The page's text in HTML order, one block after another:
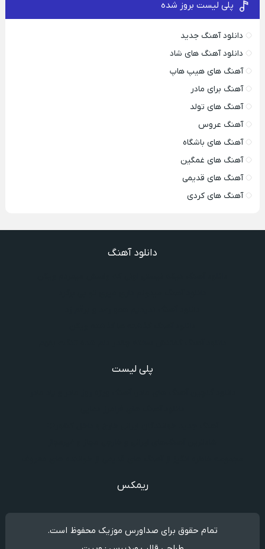
پلی لیست بروز شده
دانلود آهنگ جدید
دانلود آهنگ های شاد
آهنگ های هیپ هاپ
آهنگ برای مادر
آهنگ های تولد
آهنگ عروس
آهنگ های باشگاه
آهنگ های غمگین
آهنگ های قدیمی
آهنگ های کردی
دانلود آهنگ
پلی لیست
ریمکس
تمام حقوق برای صداورس موزیک محفوظ است.